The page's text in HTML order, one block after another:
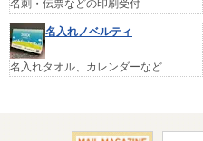
名刺・伝票などの印刷受付
名入れノベルティ
名入れタオル、カレンダーなど